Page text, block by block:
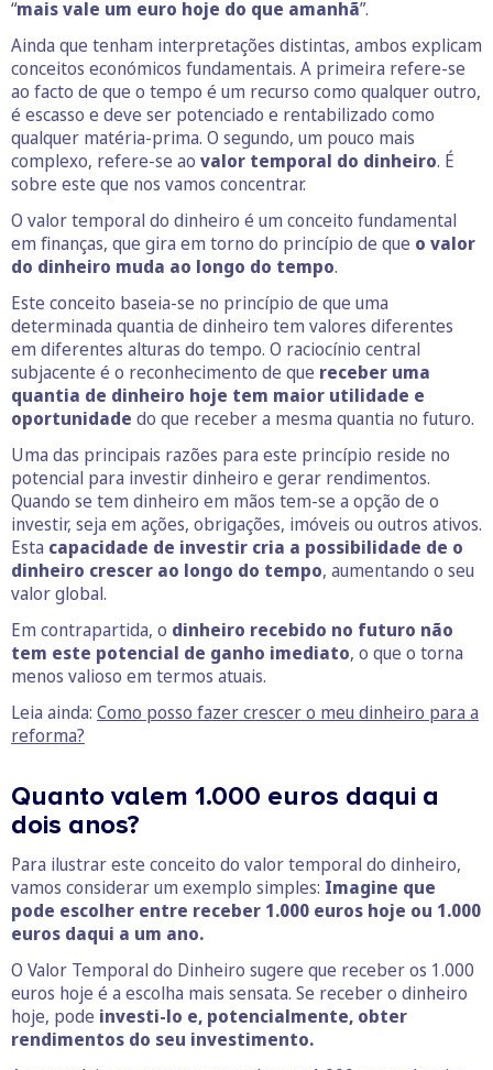
“mais vale um euro hoje do que amanhã”.
Ainda que tenham interpretações distintas, ambos explicam
conceitos económicos fundamentais. A primeira refere-se
ao facto de que o tempo é um recurso como qualquer outro,
é escasso e deve ser potenciado e rentabilizado como
qualquer matéria-prima. O segundo, um pouco mais
complexo, refere-se ao valor temporal do dinheiro. É
sobre este que nos vamos concentrar.
O valor temporal do dinheiro é um conceito fundamental
em finanças, que gira em torno do princípio de que o valor
do dinheiro muda ao longo do tempo.
Este conceito baseia-se no princípio de que uma
determinada quantia de dinheiro tem valores diferentes
em diferentes alturas do tempo. O raciocínio central
subjacente é o reconhecimento de que receber uma
quantia de dinheiro hoje tem maior utilidade e
oportunidade do que receber a mesma quantia no futuro.
Uma das principais razões para este princípio reside no
potencial para investir dinheiro e gerar rendimentos.
Quando se tem dinheiro em mãos tem-se a opção de o
investir, seja em ações, obrigações, imóveis ou outros ativos.
Esta capacidade de investir cria a possibilidade de o
dinheiro crescer ao longo do tempo, aumentando o seu
valor global.
Em contrapartida, o dinheiro recebido no futuro não
tem este potencial de ganho imediato, o que o torna
menos valioso em termos atuais.
Leia ainda: Como posso fazer crescer o meu dinheiro para a
reforma?
Quanto valem 1.000 euros daqui a
dois anos?
Para ilustrar este conceito do valor temporal do dinheiro,
vamos considerar um exemplo simples: Imagine que
pode escolher entre receber 1.000 euros hoje ou 1.000
euros daqui a um ano.
O Valor Temporal do Dinheiro sugere que receber os 1.000
euros hoje é a escolha mais sensata. Se receber o dinheiro
hoje, pode investi-lo e, potencialmente, obter
rendimentos do seu investimento.